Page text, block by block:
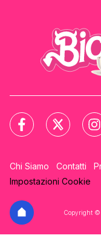
Chi Siamo Contatti
Impostazioni Cookie
Copyright ©